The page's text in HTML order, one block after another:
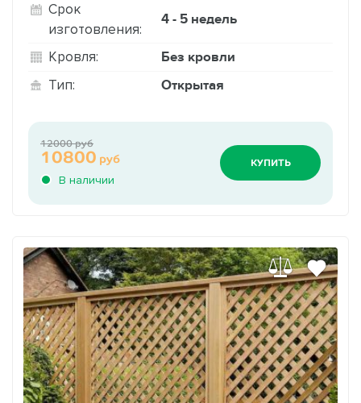
Срок
изготовления:
4 - 5 недель
Кровля: Без кровли
Тип: Открытая
В наличии
10800 руб
12000 руб
КУПИТЬ